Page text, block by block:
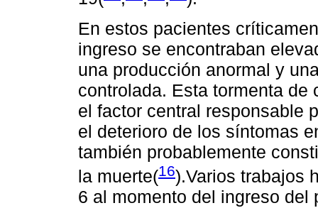
En estos pacientes
ingreso se encontraban
una producción anormal y
controlada. Esta tormenta
el factor central responsable
el deterioro de los síntomas
también probablemente
la muerte(16).Varios trabajos
6 al momento del ingreso